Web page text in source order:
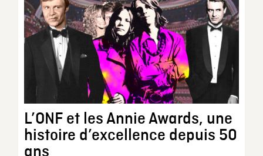
L’ONF et les Annie Awards, une
histoire d’excellence depuis 50
ans